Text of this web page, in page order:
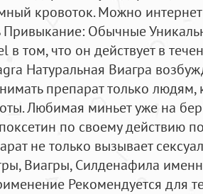
кровоток. Можно
Привыкание: Обычные
в том, что он действует в
Натуральная Виагра
препарат только людям,
Любимая миньет уже на
по своему действию
не только вызывает
Виагры, Силденафила
Рекомендуется для